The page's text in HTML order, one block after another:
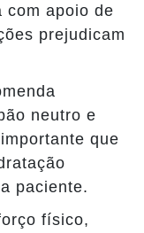
com apoio de
prejudicam
neutro e
que
paciente.
físico,